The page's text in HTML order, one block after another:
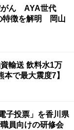
がん AYA世代
特徴を解明 岡山
輸送 飲料水1万
で最大震度7】
子投票」を香川県
員向けの研修会